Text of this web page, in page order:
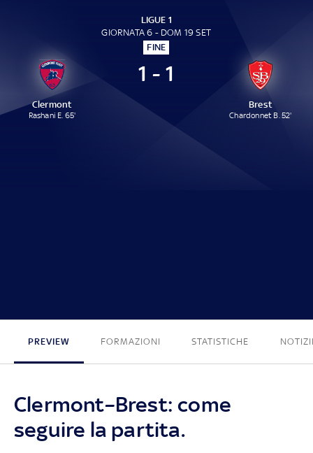
LIGUE 1
GIORNATA 6 - DOM 19 SET
FINE
Clermont
Rashani E. 65'
1 - 1
Brest
Chardonnet B. 52'
PREVIEW FORMAZIONI STATISTICHE
Clermont–Brest: come
seguire la partita.